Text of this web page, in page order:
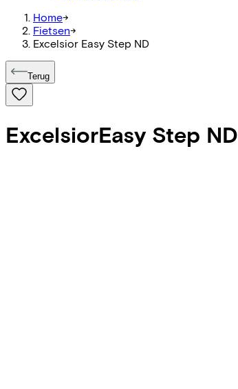
Home->
Fietsen->
Excelsior Easy Step ND
Terug
ExcelsiorEasy Step ND